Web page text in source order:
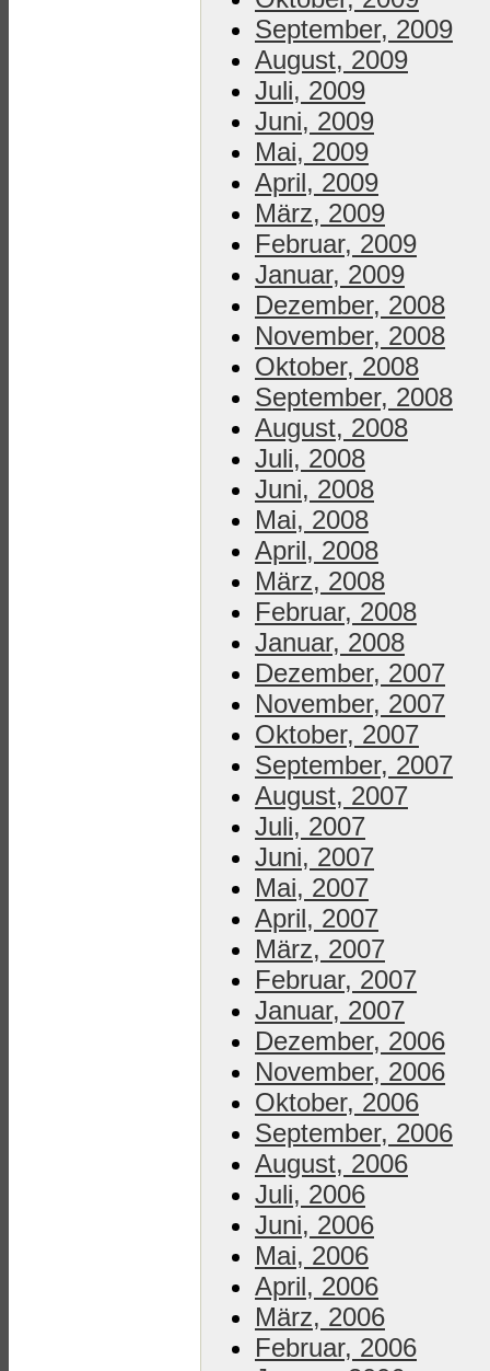
September, 2009
August, 2009
Juli, 2009
Juni, 2009
Mai, 2009
April, 2009
März, 2009
Februar, 2009
Januar, 2009
Dezember, 2008
November, 2008
Oktober, 2008
September, 2008
August, 2008
Juli, 2008
Juni, 2008
Mai, 2008
April, 2008
März, 2008
Februar, 2008
Januar, 2008
Dezember, 2007
November, 2007
Oktober, 2007
September, 2007
August, 2007
Juli, 2007
Juni, 2007
Mai, 2007
April, 2007
März, 2007
Februar, 2007
Januar, 2007
Dezember, 2006
November, 2006
Oktober, 2006
September, 2006
August, 2006
Juli, 2006
Juni, 2006
Mai, 2006
April, 2006
März, 2006
Februar, 2006